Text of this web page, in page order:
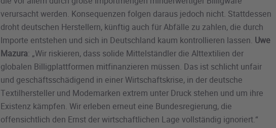
verursacht werden. Konsequenzen folgen daraus jedoch nicht. Stattdessen
droht deutschen Herstellern, künftig auch für Abfälle zu zahlen, die durch
Importe entstehen und sich in Deutschland kaum kontrollieren lassen. Uwe
Mazura: „Wir riskieren, dass solide Mittelständler die Alttextilien der
globalen Billigplattformen mitfinanzieren müssen. Das ist schlicht unfair
und geschäftsschädigend in einer Wirtschaftskrise, in der deutsche
Textilhersteller und Modemarken extrem unter Druck stehen und um ihre
Existenz kämpfen. Wir erleben erneut eine Bundesregierung, die
offensichtlich den Ernst der wirtschaftlichen Lage vollständig ignoriert.“